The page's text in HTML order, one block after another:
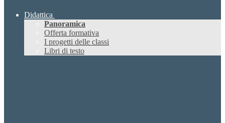
Didattica
Panoramica
Offerta formativa
I progetti delle classi
Libri di testo